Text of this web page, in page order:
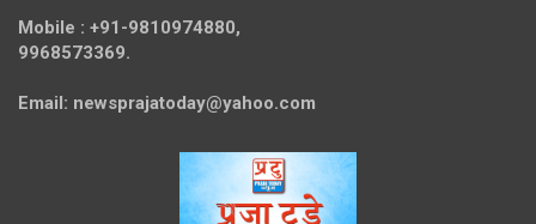
Mobile : +91-9810974880,
9968573369.
Email: newsprajatoday@yahoo.com